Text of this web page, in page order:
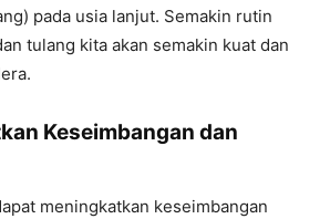
pada usia lanjut. Semakin rutin
tulang kita akan semakin kuat dan
Keseimbangan dan
meningkatkan keseimbangan